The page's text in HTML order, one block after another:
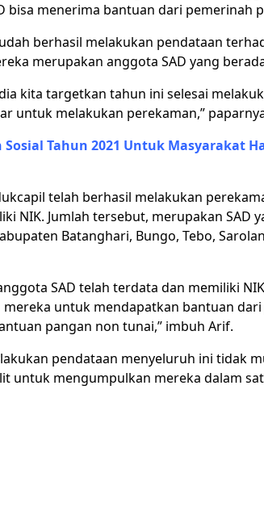
bisa menerima bantuan dari pemerinah
berhasil melakukan pendataan
merupakan anggota SAD yang
kita targetkan tahun ini selesai
untuk melakukan perekaman,”
Tahun 2021 Untuk Masyarakat
telah berhasil melakukan
NIK. Jumlah tersebut, merupakan SAD
Batanghari, Bungo, Tebo,
SAD telah terdata dan memiliki
untuk mendapatkan bantuan
pangan non tunai,” imbuh Arif.
pendataan menyeluruh ini tidak
untuk mengumpulkan mereka dalam